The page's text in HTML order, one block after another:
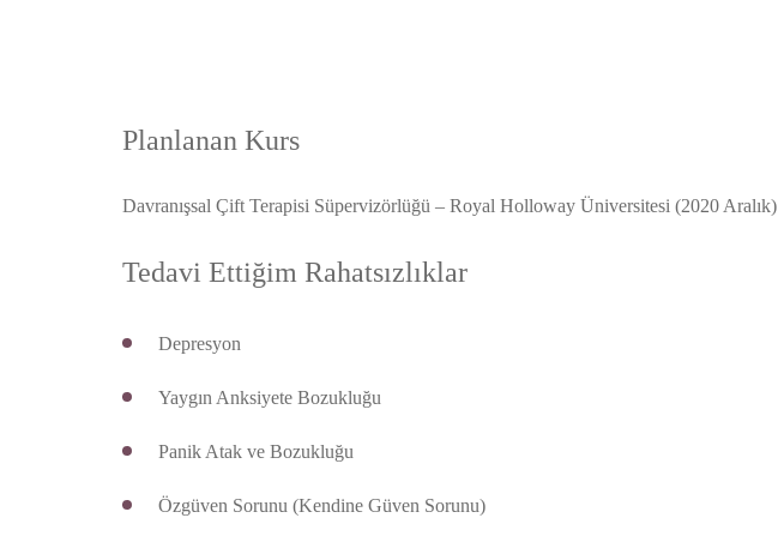
Planlanan Kurs
Davranışsal Çift Terapisi Süpervizörlüğü – Royal Holloway Üniversitesi (2020 Aralık)
Tedavi Ettiğim Rahatsızlıklar
Depresyon
Yaygın Anksiyete Bozukluğu
Panik Atak ve Bozukluğu
Özgüven Sorunu (Kendine Güven Sorunu)